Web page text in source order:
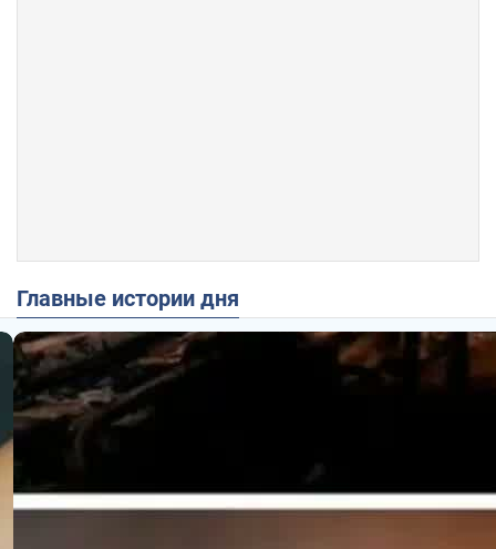
Главные истории дня